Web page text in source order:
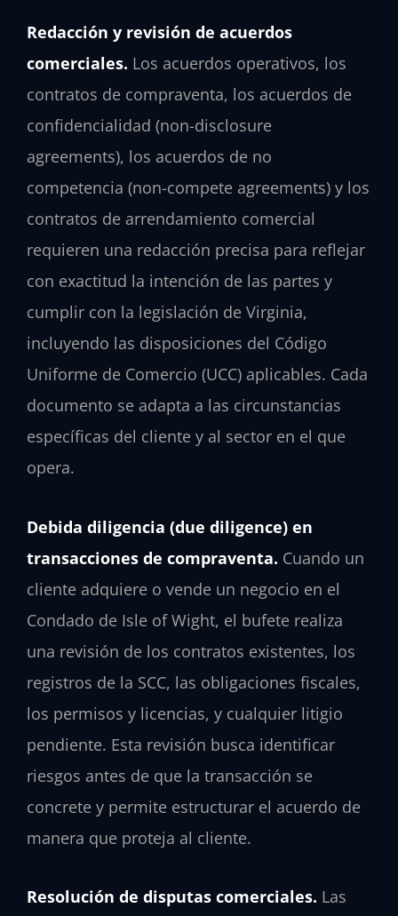
Redacción y revisión de acuerdos
comerciales. Los acuerdos operativos, los
contratos de compraventa, los acuerdos de
confidencialidad (non-disclosure
agreements), los acuerdos de no
competencia (non-compete agreements) y los
contratos de arrendamiento comercial
requieren una redacción precisa para reflejar
con exactitud la intención de las partes y
cumplir con la legislación de Virginia,
incluyendo las disposiciones del Código
Uniforme de Comercio (UCC) aplicables. Cada
documento se adapta a las circunstancias
específicas del cliente y al sector en el que
opera.
Debida diligencia (due diligence) en
transacciones de compraventa. Cuando un
cliente adquiere o vende un negocio en el
Condado de Isle of Wight, el bufete realiza
una revisión de los contratos existentes, los
registros de la SCC, las obligaciones fiscales,
los permisos y licencias, y cualquier litigio
pendiente. Esta revisión busca identificar
riesgos antes de que la transacción se
concrete y permite estructurar el acuerdo de
manera que proteja al cliente.
Resolución de disputas comerciales. Las